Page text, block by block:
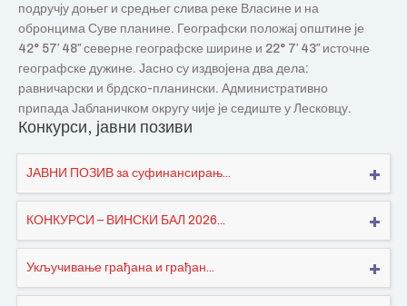
подручју доњег и средњег слива реке Власине и на
обронцима Суве планине. Географски положај општине је
42° 57′ 48″ северне географске ширине и 22° 7′ 43″ источне
географске дужине. Јасно су издвојена два дела:
равничарски и брдско-планински. Административно
припада Јабланичком округу чије је седиште у Лесковцу.
Конкурси, јавни позиви
ЈАВНИ ПОЗИВ за суфинансирањ...
КОНКУРСИ – ВИНСКИ БАЛ 2026...
Укључивање грађана и грађан...